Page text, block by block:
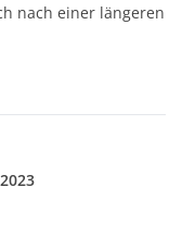
nach einer längeren